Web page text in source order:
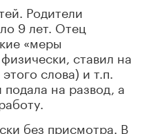
Родители
9 лет. Отец
«меры
ставил на
слова) и т.п.
на развод, а
без присмотра. В